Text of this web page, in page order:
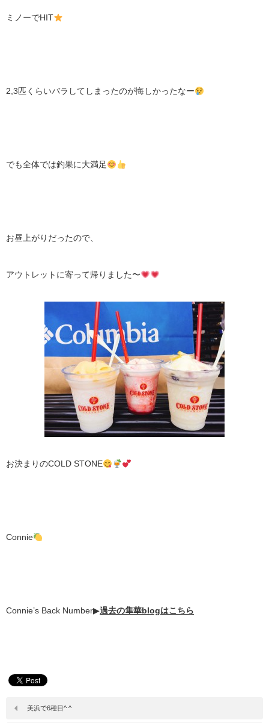
ミノーでHIT
2,3匹くらいバラしてしまったのが悔しかったなー
でも全体では釣果に大満足
お昼上がりだったので、
アウトレットに寄って帰りました〜
お決まりのCOLD STONE
Connie
Connie’s Back Number▶︎過去の隼華blogはこちら
美浜で6種目^ ^